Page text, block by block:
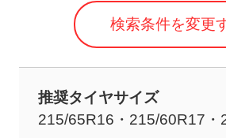
検索条件を変更
推奨タイヤサイズ
215/65R16・215/60R17・